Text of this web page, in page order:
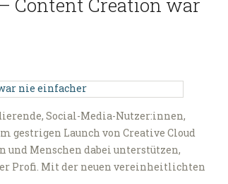
Content Creation war
Social-Media-Nutzer:innen,
Launch von Creative Cloud
und Menschen dabei unterstützen,
Profi. Mit der neuen vereinheitlichten